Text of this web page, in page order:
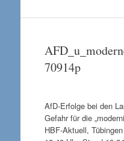
70914p
AfD-Erfolge bei den
Gefahr für die
HBF-Aktuell,